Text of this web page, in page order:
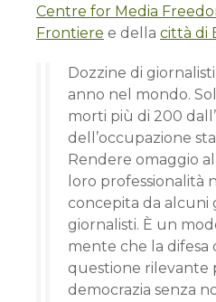
Centre for Media
Frontiere e della città di
Dozzine di
anno nel mondo.
morti più di 200
dell’occupazione
Rendere omaggio
loro professionalità
concepita da alcuni
giornalisti. È un
mente che la difesa
questione rilevante
democrazia senza